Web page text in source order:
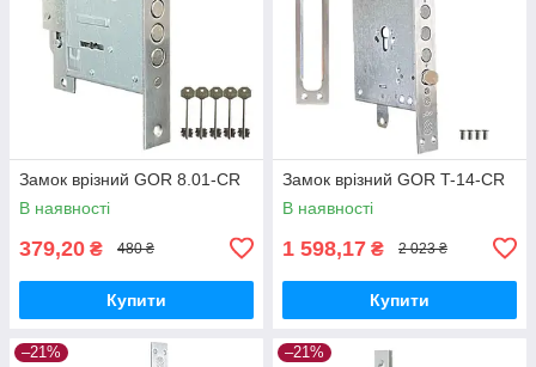
Замок врізний GOR 8.01-CR
В наявності
379,20 ₴ 480 ₴
Купити
Замок врізний GOR T-14-CR
В наявності
1 598,17 ₴ 2 023 ₴
Купити
–21% –21%